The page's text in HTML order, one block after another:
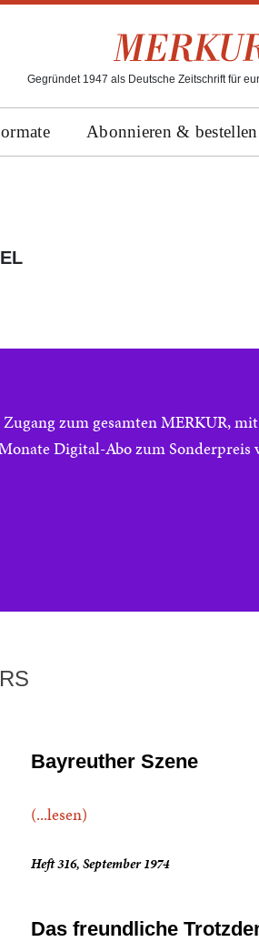
Gegründet 1947 als Deutsche Zeitschrift für
Abonnieren & bestellen
zum gesamten MERKUR,
Digital-Abo zum Sonderpreis
Bayreuther Szene
(...lesen)
Heft 316, September 1974
Das freundliche